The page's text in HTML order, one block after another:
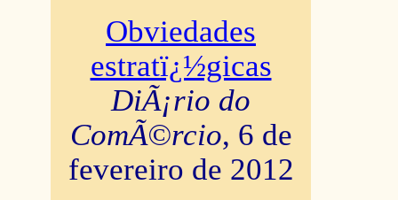
Obviedades
estratï¿½gicas
DiÃ¡rio do
ComÃ©rcio, 6 de
fevereiro de 2012